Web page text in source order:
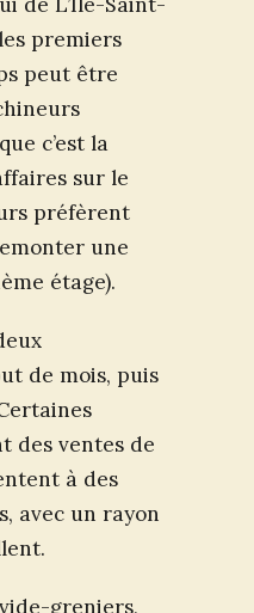
premiers
peut être
c’est la
sur le
préfèrent
une
étage).
de mois, puis
des ventes de
à des
avec un rayon
greniers,